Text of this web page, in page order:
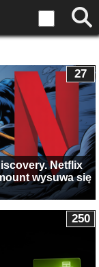
Netflix
wysuwa się
27
250